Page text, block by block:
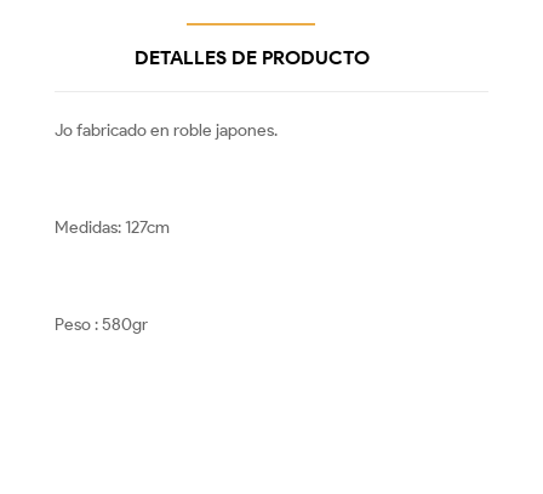
DETALLES DE PRODUCTO
Jo fabricado en roble japones.
Medidas: 127cm
Peso : 580gr